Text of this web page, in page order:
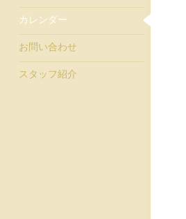
カレンダー
お問い合わせ
スタッフ紹介